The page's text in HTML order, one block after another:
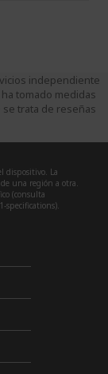
independiente
tomado medidas
trata de reseñas
dispositivo. La
una región a otra.
(consulta
specifications).